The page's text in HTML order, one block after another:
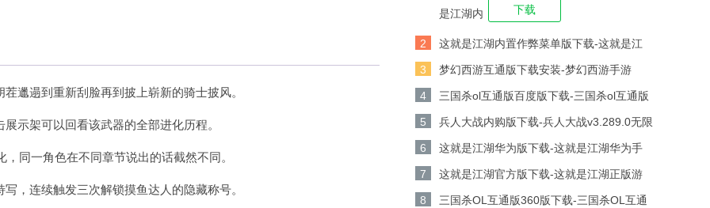
邋遢到重新刮脸再到披上崭新的骑士披风。
示架可以回看该武器的全部进化历程。
同一角色在不同章节说出的话截然不同。
，连续触发三次解锁摸鱼达人的隐藏称号。
下载
2
这就是江湖内置作弊菜单版下载-这就是江
湖作弊版v14.3.0安卓版下载
3
梦幻西游互通版下载安装-梦幻西游手游
v1.567.0安卓版下载
4
三国杀ol互通版百度版下载-三国杀ol互通版
百度游戏v3.9.0安卓版下载
5
兵人大战内购版下载-兵人大战v3.289.0无限
金币钻石版下载
6
这就是江湖华为版下载-这就是江湖华为手
机游戏v14.3.0安卓版下载
7
这就是江湖官方版下载-这就是江湖正版游
戏v14.3.0安卓版下载
8
三国杀OL互通版360版下载-三国杀OL互通